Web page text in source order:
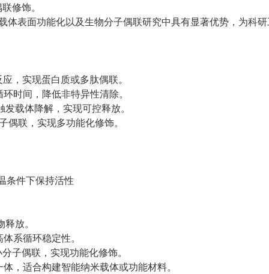
修饰。
体表面功能化以及生物分子偶联研究中具有显著优势，为科
，实现蛋白质或多肽偶联。
时间，降低非特异性清除。
载体降解，实现可控释放。
联，实现多功能化修饰。
条件下保持活性
放。
系循环稳定性。
子偶联，实现功能化修饰。
，适合构建智能纳米载体或功能材料。